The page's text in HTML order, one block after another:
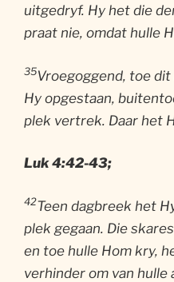
uitgedryf. Hy het die
praat nie, omdat hulle
35Vroegoggend, toe
Hy opgestaan,
plek vertrek. Daar het
Luk 4:42-43;
42Teen dagbreek het
plek gegaan. Die
en toe hulle Hom kry,
verhinder om van hulle